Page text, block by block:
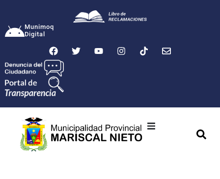
Munimoq
Digital